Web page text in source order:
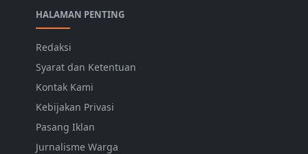
HALAMAN PENTING
Redaksi
Syarat dan Ketentuan
Kontak Kami
Kebijakan Privasi
Pasang Iklan
Jurnalisme Warga